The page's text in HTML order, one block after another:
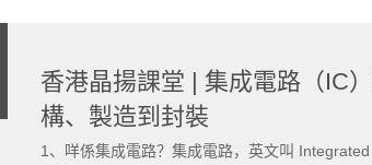
香港晶揚課堂 | 集成電路（IC
構、製造到封裝
1、咩係集成電路？集成電路，英文叫